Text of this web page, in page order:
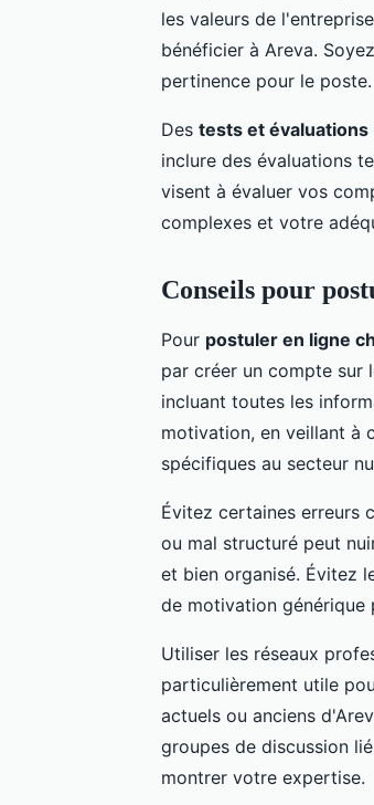
les valeurs de
bénéficier à Areva.
pertinence pour le poste.
Des tests et évaluations
inclure des évaluations
visent à évaluer vos
complexes et votre
Conseils pour
Pour postuler en ligne
par créer un compte sur
incluant toutes les
motivation, en veillant à
spécifiques au secteur
Évitez certaines erreurs
ou mal structuré peut
et bien organisé. Évitez
de motivation générique
Utiliser les réseaux
particulièrement utile
actuels ou anciens
groupes de discussion
montrer votre expertise.